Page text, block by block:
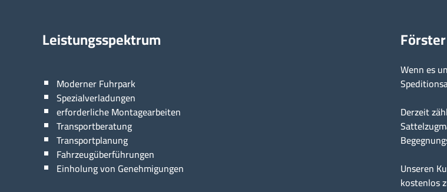
Leistungsspektrum
Moderner Fuhrpark
Spezialverladungen
erforderliche Montagearbeiten
Transportberatung
Transportplanung
Fahrzeugüberführungen
Einholung von Genehmigungen
Wenn es
Derzeit
Unseren
kostenlos